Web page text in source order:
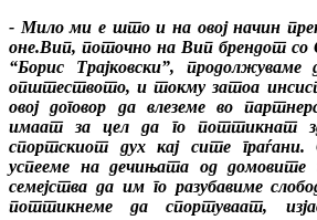
- Мило ми е што и на овој начин
оне.Вип, поточно на Вип брендот
“Борис Трајковски”, продолжуваме
општеството, и токму затоа
овој договор да влеземе во
имаат за цел да го поттикнат
спортскиот дух кај сите
успееме на дечињата од домовите
семејства да им го разубавиме
поттикнеме да спортуваат,